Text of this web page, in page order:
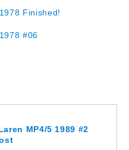
Finished!
#06
MP4/5 1989 #2